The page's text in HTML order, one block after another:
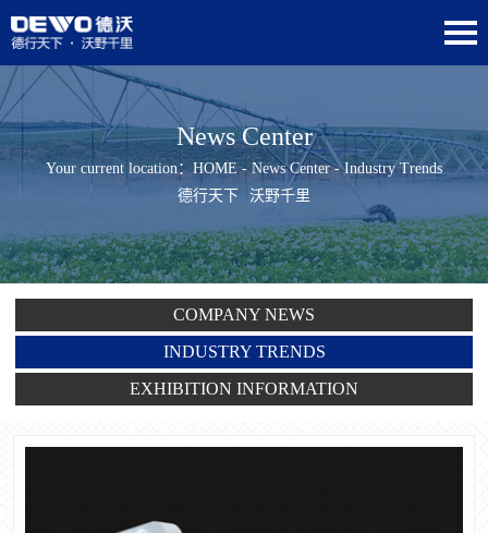
News Center
Your current location：HOME-News Center- Industry Trends
德行天下
沃野千里
COMPANY NEWS
INDUSTRY TRENDS
EXHIBITION INFORMATION